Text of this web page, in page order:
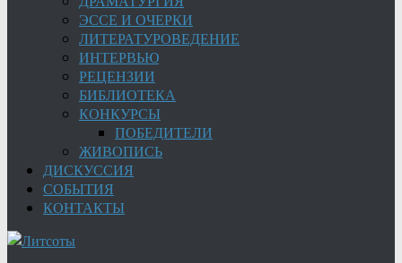
ЭССЕ И ОЧЕРКИ
ЛИТЕРАТУРОВЕДЕНИЕ
ИНТЕРВЬЮ
РЕЦЕНЗИИ
БИБЛИОТЕКА
КОНКУРСЫ
ПОБЕДИТЕЛИ
ЖИВОПИСЬ
ДИСКУССИЯ
СОБЫТИЯ
КОНТАКТЫ